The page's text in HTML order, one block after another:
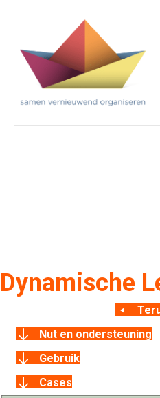
Dynamische
Nut en ondersteuning
Gebruik
Cases